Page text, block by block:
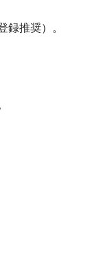
推奨）。